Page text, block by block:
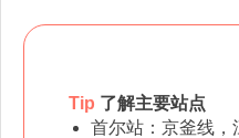
Tip 了解主要站点
首尔站：京釜线，